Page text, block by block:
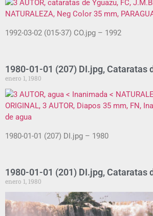
1992-03-02 (015-37) CO.jpg – 1992
1980-01-01 (207) DI.jpg, Cataratas
enero 1, 1980
1980-01-01 (207) DI.jpg – 1980
1980-01-01 (201) DI.jpg, Cataratas
enero 1, 1980